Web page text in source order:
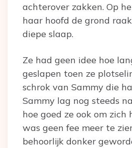
achterover zakken. Op
haar hoofd de grond
diepe slaap.
Ze had geen idee hoe
geslapen toen ze
schrok van Sammy die
Sammy lag nog steeds
hoe goed ze ook om zich
was geen fee meer te
behoorlijk donker